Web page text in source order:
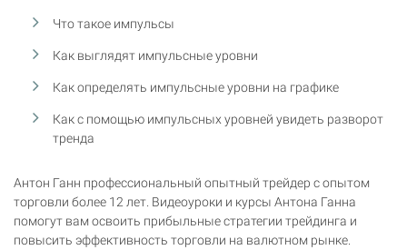
Что такое импульсы
Как выглядят импульсные уровни
Как определять импульсные уровни на графике
Как с помощью импульсных уровней увидеть разворот
тренда
Антон Ганн профессиональный опытный трейдер с опытом
торговли более 12 лет. Видеоуроки и курсы Антона Ганна
помогут вам освоить прибыльные стратегии трейдинга и
повысить эффективность торговли на валютном рынке.